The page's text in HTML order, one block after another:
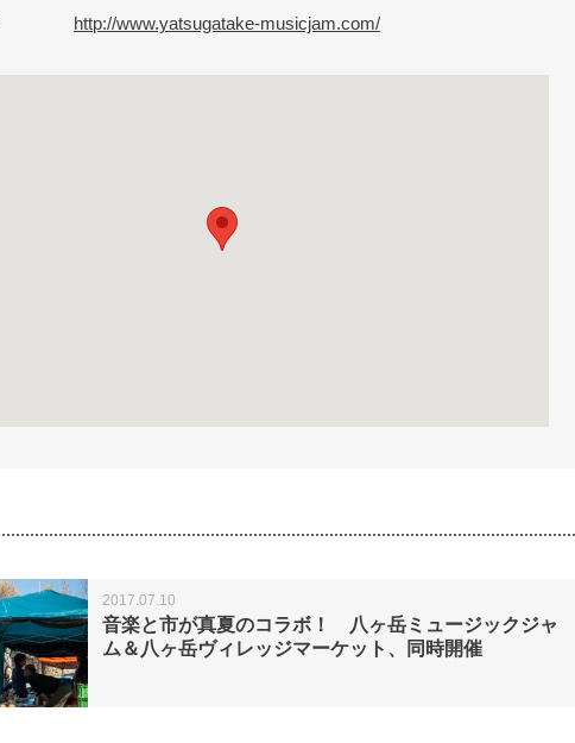
http://www.yatsugatake-musicjam.com/
2017.07.10
音楽と市が真夏のコラボ！ 八ヶ岳ミュージックジャ
ム＆八ヶ岳ヴィレッジマーケット、同時開催